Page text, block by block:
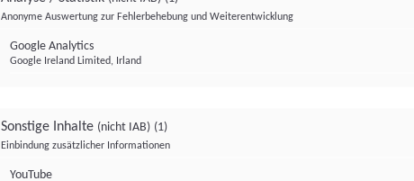
Anonyme Auswertung zur Fehlerbehebung und Weiterentwicklung
Google Analytics
Google Ireland Limited, Irland
Sonstige Inhalte (nicht IAB) (1)
Einbindung zusätzlicher Informationen
YouTube